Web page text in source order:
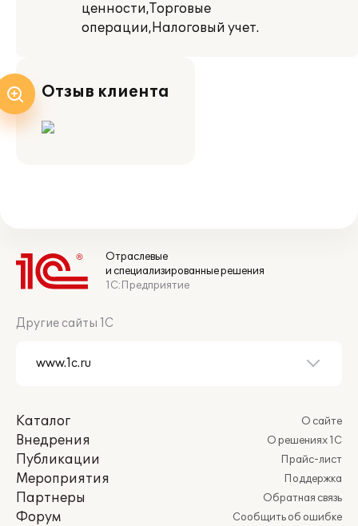
ценности,Торговые
операции,Налоговый учет.
Отзыв клиента
Отраслевые
и специализированные решения
1С:Предприятие
Другие сайты 1С
Каталог
Внедрения
Публикации
Мероприятия
Партнеры
Форум
О сайте
О решениях 1С
Прайс-лист
Поддержка
Обратная связь
Сообщить об ошибке